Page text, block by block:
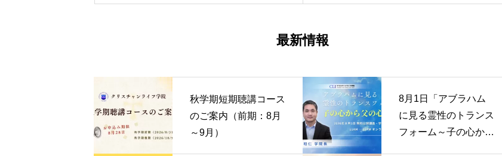
＆公開授業を開催します
最新情報
秋学期短期聴講コース
のご案内（前期：8月
～9月）
8月1日「アブラハム
に見る霊性のトランス
フォーム～子の心から